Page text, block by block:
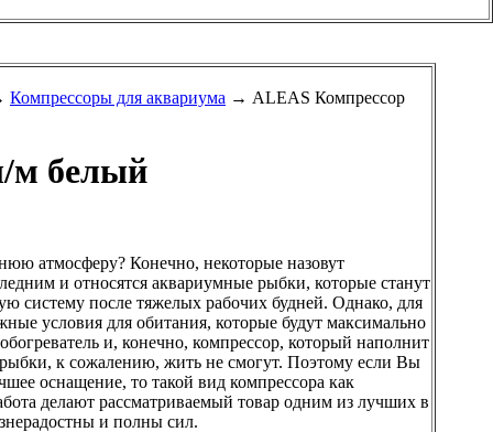
Компрессоры для аквариума → ALEAS Компрессор
м белый
атмосферу? Конечно, некоторые назовут
и относятся аквариумные рыбки, которые станут
систему после тяжелых рабочих будней. Однако, для
условия для обитания, которые будут максимально
и, конечно, компрессор, который наполнит
к сожалению, жить не смогут. Поэтому если Вы
оснащение, то такой вид компрессора как
делают рассматриваемый товар одним из лучших в
и полны сил.